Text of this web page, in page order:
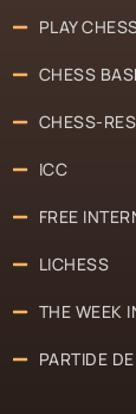
PLAY
CHESS
CHESS-
ICC
FREE
LICHESS
THE WEEK
PARTIDE